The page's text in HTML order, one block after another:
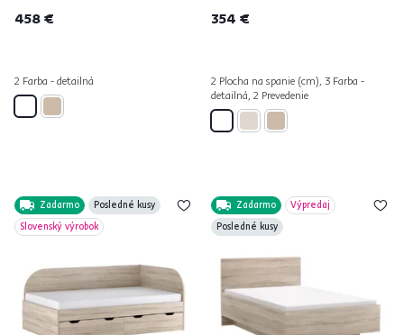
458 €
2 Farba - detailná
354 €
2 Plocha na spanie (cm), 3 Farba -
detailná, 2 Prevedenie
Zadarmo
Posledné kusy
Slovenský výrobok
Zadarmo
Výpredaj
Posledné kusy